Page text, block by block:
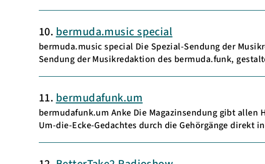
10. bermuda.music special
bermuda.music special Die Spezial-Sendung der
Sendung der Musikredaktion des bermuda.funk,
11. bermudafunk.um
bermudafunk.um Anke Die Magazinsendung gibt
Um-die-Ecke-Gedachtes durch die Gehörgänge direkt